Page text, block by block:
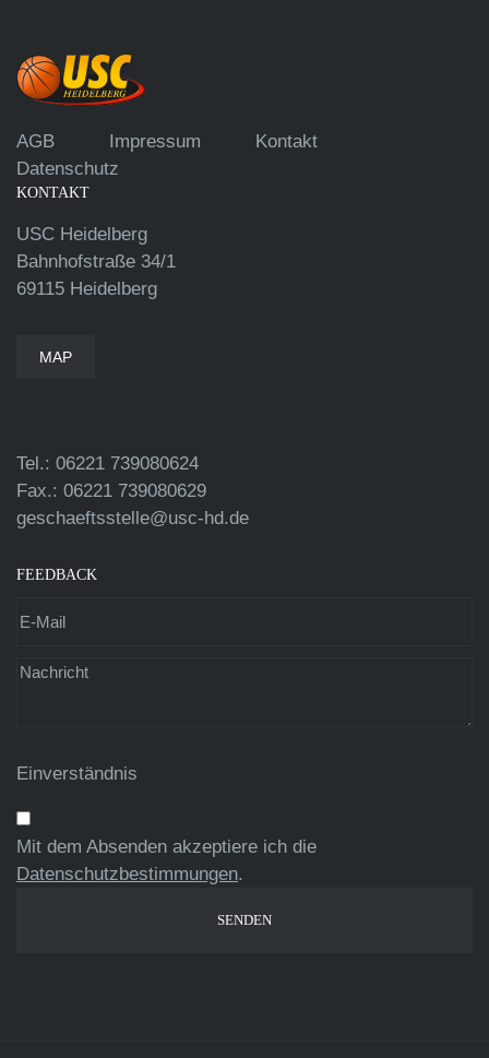
AGB Impressum
Kontakt
Datenschutz
KONTAKT
USC Heidelberg
Bahnhofstraße 34/1
69115 Heidelberg
MAP
Tel.: 06221 739080624
Fax.: 06221 739080629
geschaeftsstelle@usc-hd.de
FEEDBACK
Einverständnis
Mit dem Absenden akzeptiere ich die
Datenschutzbestimmungen.